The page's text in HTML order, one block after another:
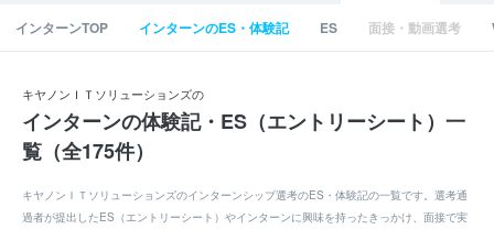
インターンTOP インターンのES・体験記 ES 面接・動画選考
キヤノンＩＴソリューションズの
インターンの体験記・ES（エントリーシート）一
覧（全175件）
キヤノンＩＴソリューションズのインターンシップ選考のES・体験記の一覧です。選考通
過者が提出したES（エントリーシート）やインターンに興味を持ったきっかけ、面接で実